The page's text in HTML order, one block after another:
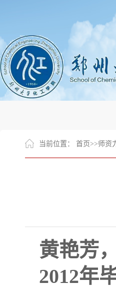
当前位置： 首页>>师资
黄艳芳，
2012年